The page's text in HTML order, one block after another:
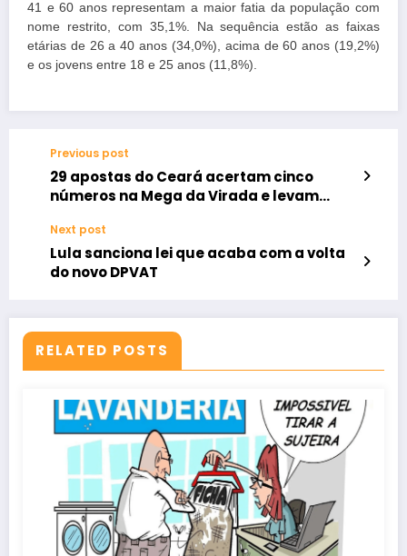
41 e 60 anos representam a maior fatia da população com
nome restrito, com 35,1%. Na sequência estão as faixas
etárias de 26 a 40 anos (34,0%), acima de 60 anos (19,2%)
e os jovens entre 18 e 25 anos (11,8%).
Previous post
29 apostas do Ceará acertam cinco
números na Mega da Virada e levam
Next post
Lula sanciona lei que acaba com a volta
do novo DPVAT
RELATED POSTS